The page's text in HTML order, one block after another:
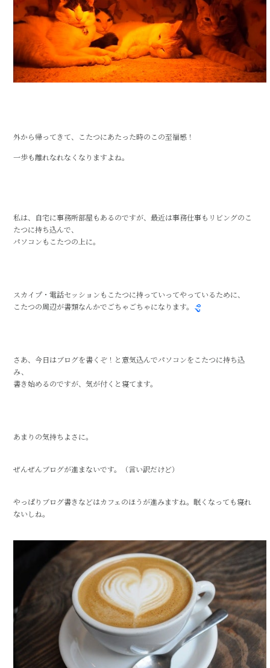
外から帰ってきて、こたつにあたった時のこの至福感！
一歩も離れなれなくなりますよね。
私は、自宅に事務所部屋もあるのですが、最近は事務仕事もリビングのこ
たつに持ち込んで、
パソコンもこたつの上に。
スカイプ・電話セッションもこたつに持っていってやっているために、
こたつの周辺が書類なんかでごちゃごちゃになります。
さあ、今日はブログを書くぞ！と意気込んでパソコンをこたつに持ち込
み、
書き始めるのですが、気が付くと寝てます。
あまりの気持ちよさに。
ぜんぜんブログが進まないです。（言い訳だけど）
やっぱりブログ書きなどはカフェのほうが進みますね。眠くなっても寝れ
ないしね。